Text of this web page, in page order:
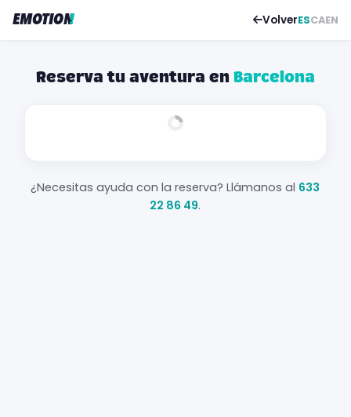
EMOTION
! VolverESCAEN
Reserva tu aventura en Barcelona
¿Necesitas ayuda con la reserva? Llámanos al 633
22 86 49.